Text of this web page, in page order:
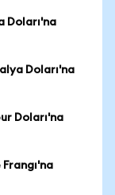
Doları'na
Doları'na
Doları'na